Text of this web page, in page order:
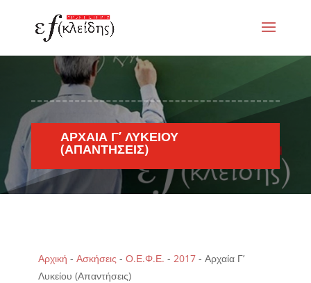
ΑΡΧΑΊΑ Γ’ ΛΥΚΕΊΟΥ
(ΑΠΑΝΤΉΣΕΙΣ)
Αρχική - Ασκήσεις - Ο.Ε.Φ.Ε. - 2017- Αρχαία Γ’
Λυκείου (Απαντήσεις)